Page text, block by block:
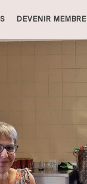
DEVENIR MEMBRE